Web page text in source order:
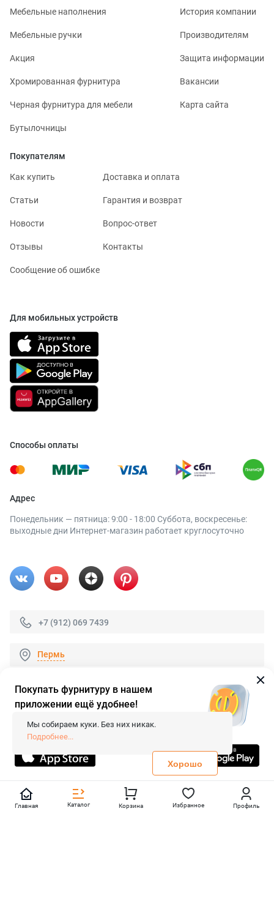
Мебельные наполнения
Мебельные ручки
Акция
Хромированная фурнитура
Черная фурнитура для мебели
Бутылочницы
История компании
Производителям
Защита информации
Вакансии
Карта сайта
Покупателям
Как купить Доставка и оплата
Статьи Гарантия и возврат
Новости Вопрос-ответ
Отзывы Контакты
Сообщение об ошибке
Для мобильных устройств
Способы оплаты
Адрес
Понедельник — пятница: 9:00 - 18:00 Суббота, воскресенье:
выходные дни Интернет-магазин работает круглосуточно
+7 (912) 069 7439
Пермь
© 2026 «FieraShop.ru»
Сопровождение сайта
- Вебформат.
Все права защищены.
Не является публичной офертой
Политика конфиденциальности
Главная Каталог Корзина Избранное Профиль
Покупать фурнитуру в нашем
приложении ещё удобнее!
Мы собираем куки. Без них никак.
Подробнее...
Хорошо